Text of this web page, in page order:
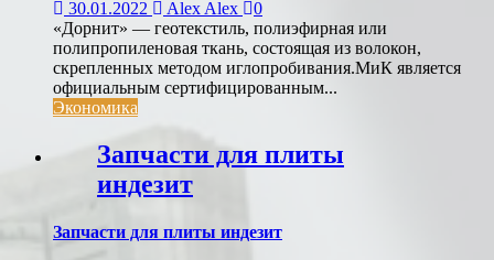
30.01.2022 Alex Alex
0
«Дорнит» — геотекстиль, полиэфирная или
полипропиленовая ткань, состоящая из волокон,
скрепленных методом иглопробивания.МиК является
официальным сертифицированным...
Экономика
Запчасти для плиты
индезит
Запчасти для плиты индезит